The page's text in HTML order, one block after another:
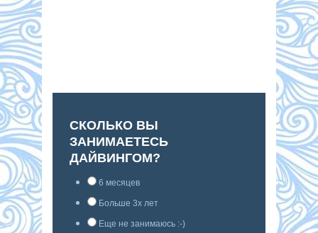
СКОЛЬКО ВЫ
ЗАНИМАЕТЕСЬ
ДАЙВИНГОМ?
6 месяцев
Больше 3х лет
Еще не занимаюсь :-)